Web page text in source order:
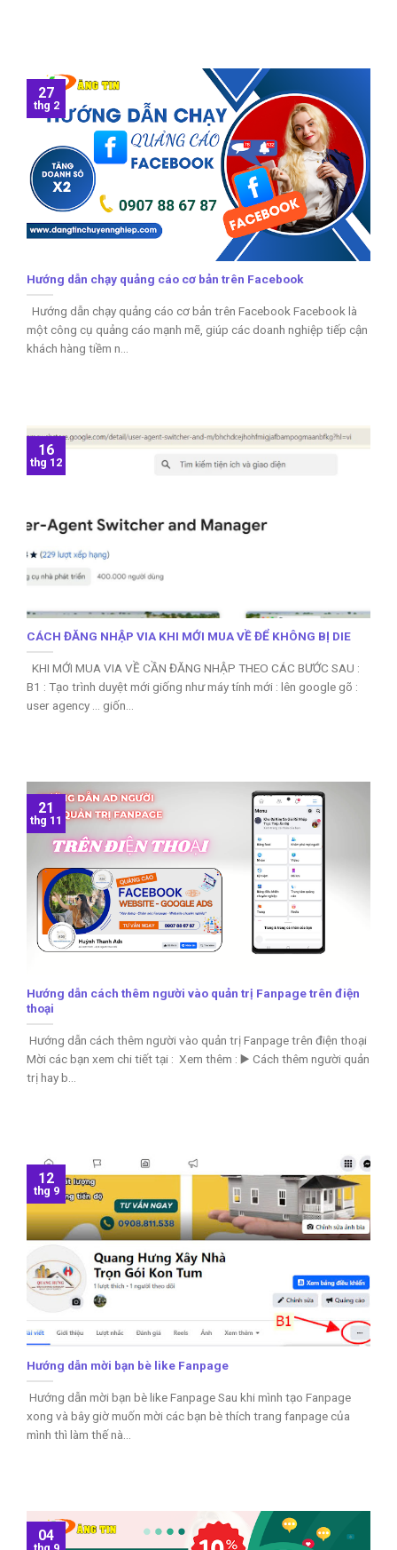
Hướng dẫn chạy quảng cáo cơ bản trên Facebook
Hướng dẫn chạy quảng cáo cơ bản trên Facebook Facebook là
một công cụ quảng cáo mạnh mẽ, giúp các doanh nghiệp tiếp cận
khách hàng tiềm n...
27
thg 2
CÁCH ĐĂNG NHẬP VIA KHI MỚI MUA VỀ ĐỂ KHÔNG BỊ DIE
KHI MỚI MUA VIA VỀ CẦN ĐĂNG NHẬP THEO CÁC BƯỚC SAU :
B1 : Tạo trình duyệt mới giống như máy tính mới : lên google gõ :
user agency … giốn...
16
thg 12
Hướng dẫn cách thêm người vào quản trị Fanpage trên điện
thoại
Hướng dẫn cách thêm người vào quản trị Fanpage trên điện thoại
Mời các bạn xem chi tiết tại : Xem thêm : ▶️ Cách thêm người quản
trị hay b...
21
thg 11
Hướng dẫn mời bạn bè like Fanpage
Hướng dẫn mời bạn bè like Fanpage Sau khi mình tạo Fanpage
xong và bây giờ muốn mời các bạn bè thích trang fanpage của
mình thì làm thế nà...
12
thg 9
04